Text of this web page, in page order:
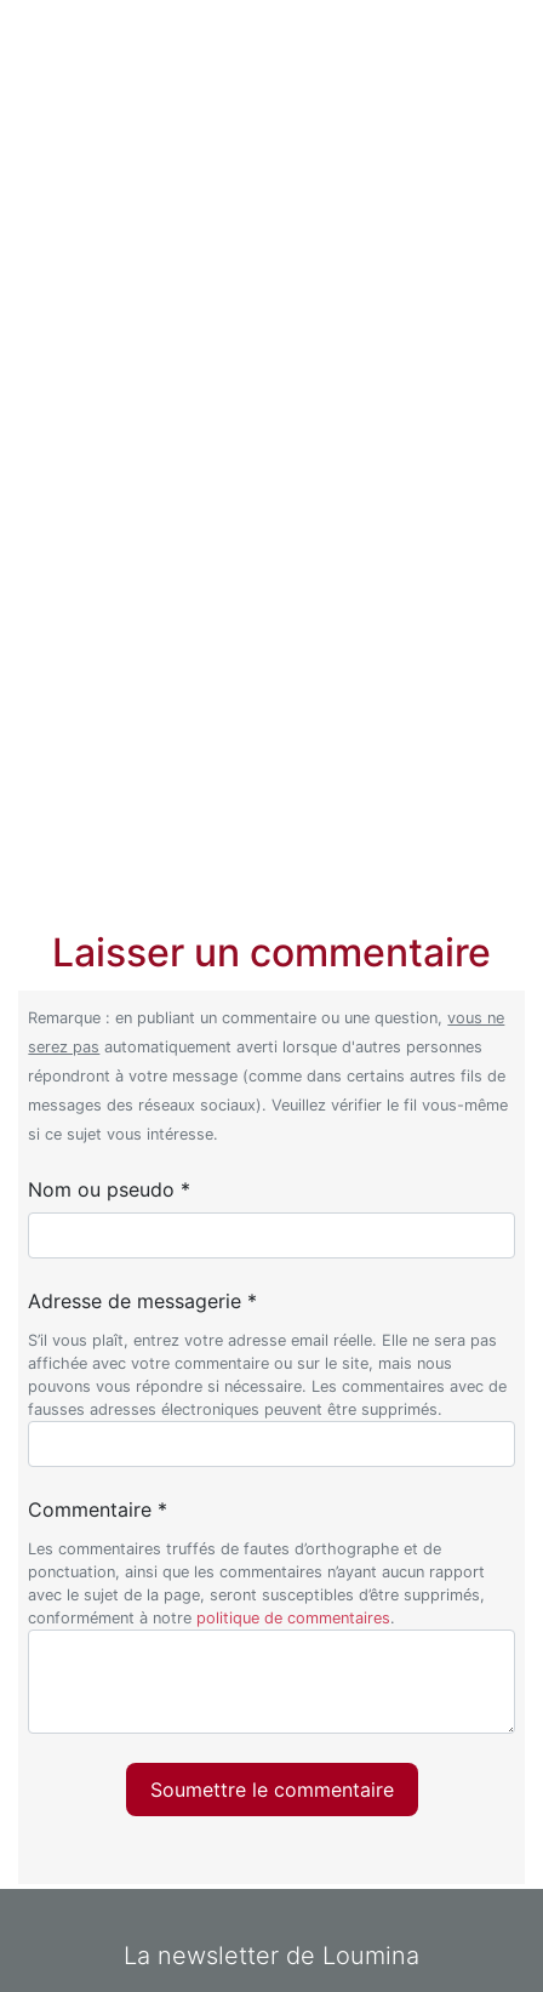
Laisser un commentaire
Remarque : en publiant un commentaire ou une question,vous ne
serez pas automatiquement averti lorsque d'autres personnes
répondront à votre message (comme dans certains autres fils de
messages des réseaux sociaux). Veuillez vérifier le fil vous-même
si ce sujet vous intéresse.
Nom ou pseudo *
Adresse de messagerie *
S’il vous plaît, entrez votre adresse email réelle. Elle ne sera pas
affichée avec votre commentaire ou sur le site, mais nous
pouvons vous répondre si nécessaire. Les commentaires avec de
fausses adresses électroniques peuvent être supprimés.
Commentaire *
Les commentaires truffés de fautes d’orthographe et de
ponctuation, ainsi que les commentaires n’ayant aucun rapport
avec le sujet de la page, seront susceptibles d’être supprimés,
conformément à notre politique de commentaires.
Soumettre le commentaire
La newsletter de Loumina